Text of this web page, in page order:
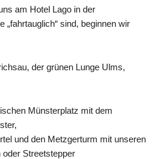
am Hotel Lago in der
„fahrtauglich“ sind, beginnen wir
der grünen Lunge Ulms,
Münsterplatz mit dem
und den Metzgerturm mit unseren
oder Streetstepper